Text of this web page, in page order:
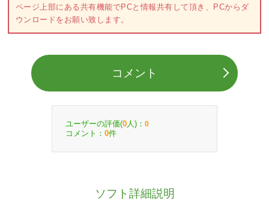
ページ上部にある共有機能でPCと情報共有して頂き、PCからダ
ウンロードをお願い致します。
コメント
ユーザーの評価(0 人)： 0
コメント： 0件
ソフト詳細説明